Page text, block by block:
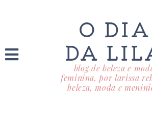
O DIA
DA
blog de beleza e
feminina, por larissa
beleza, moda e